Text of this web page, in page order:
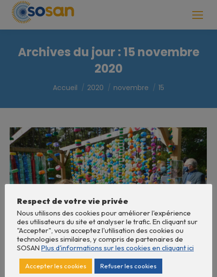
Recherche
:
Archives du jour :15 novembre
2020
Vous êtes ici :
Accueil 2020 novembre 15
Respect de votre vie privée
Nous utilisons des cookies pour améliorer l'expérience
des utilisateurs du site et analyser le trafic. En cliquant sur
"Accepter", vous acceptez l'utilisation des cookies ou
technologies similaires, y compris de partenaires de
SOSAN Plus d'informations sur les cookies en cliquant ici
Accepter les cookies Refuser les cookies